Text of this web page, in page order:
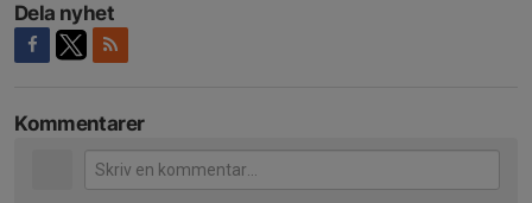
Dela nyhet
Kommentarer